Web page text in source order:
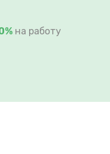
на работу